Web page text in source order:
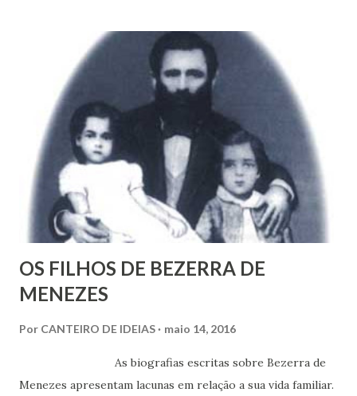
alma e a carne de muita gente. E, se porventura, também
tenha empatia, deseja no íntimo, e até imagina, uma
sociedade que destrua a miséria e qualquer outra forma de
opressão que macule nossa vida coletiva. Deseja, sonha e
tenta construir esta transformação social que
revolucionaria o mundo; que revolucionará o mundo!
OS FILHOS DE BEZERRA DE
MENEZES
Por CANTEIRO DE IDEIAS maio 14, 2016
As biografias escritas sobre Bezerra de
Menezes apresentam lacunas em relação a sua vida familiar.